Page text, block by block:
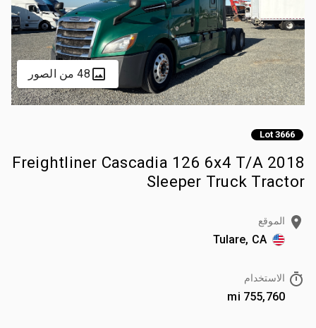
48 من الصور
Lot 3666
2018 Freightliner Cascadia 126 6x4 T/A
Sleeper Truck Tractor
الموقع
Tulare, CA
الاستخدام
755,760 mi